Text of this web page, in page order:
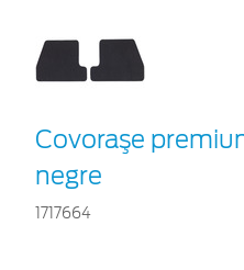
Covoraşe
negre
1717664